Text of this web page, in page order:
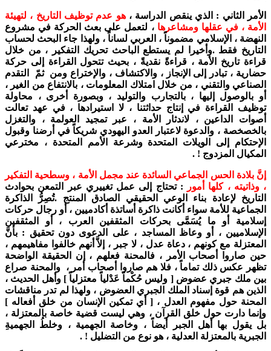
الأمر الثاني : الذي ينقص الدراسة ، هو عدم توظيف التاريخ ، لتهيئة
الأمة ، في عقلها ومشاعرها ، لتعمل على بعث الحركة في مشروع
النهضة ، الإسلامي مضموناً ، العربي لساناً ، ولهذا جاء البحث لحساب
التاريخ فقط .وأخيرا لم يستطع الباحث تحريك التفكير ، من خلال
قراءة تاريخ الأمة ، قراءةً نقديةً ، بحيث تتحول القراءة إلى حركة
حضارية ، تبادر إلى الإنجاز ، والاكتشاف ، والإختراع ومن ثمّ التقدم
الصناعي والتقني ، من خلال امتلاك المعلومات ، بالانتفاع من الغير ،
أو بالوصول إليها ، بالتجارب والتوليد ، وبصورة أخرى ، محاولة
توظيف القراءة في إنتاج حداثتنا ، لا استيرادها ، في عهد تعالت
أصوات الداعين ، لاندثار الأمة ، عبر تمجيد العولمة ، والتغزل
بالخصخصة ، والدعوة لاعتبار العدو اليهودي شريكاً في أرضنا وقبول
الإحتكام إلى الويلات المتحدة وشرعة الأمم المتحدة ، مخترعي
المكيال المزدوج ! .
إنَّ بلادة الحس الجماعي السائدة عند مجمل الأمة ، وسطحية التفكير
، وذاتيته ، كلها أمور : تحتاج إلى عمل تغييري عبر التمعن بحوادث
التاريخ لإعادة بناء الوعي الحقيقي الصادق المنتج .تُصِرُّ الذاكرة
الجماعية للأمة سواء أكانت ذاكرة أساتذة أكادميين ، أو رجال حركات
إسلامية أو ما يُسَمَّى بحركات المثقفين العرب ، أو المثقفين
الإسلاميين ، أو وعاظ المساجد ، على الدعوى دون تحقيق : بأنَّ
المعتزلة مع كونهم ، دعاة عدل ، لا جبر ، إلاَّ أنهم خالفوا مفاهيمهم ،
حين صاروا أصحاب الأمر ، فالمحنة فعلهم ، إن الحقيقة الواضحة
تظهر عكس ذلك تماماً ، فلا هم صاروا أصحاب أمر ، والمحنة صراع
بين ملك جبري عضوض [ وليس حُكْماً عَدْلياً معتزلياً ] وأهل الحديث ،
الذين هم قوة إسناد الملك الجبري العضوض ، ولهذا لم تدر مناقشات
المحنة حول مفهوم العدل ، [ أي تمكين الإنسان من خلق أفعاله ]
وإنما دارت حول خلق القرآن ، وهي ليست قضية خاصة بالمعتزلة ،
بل يقول بها أهل الجبر أيضاً ، وخاصة الجهمية ، وخلطُ الجهميةِ
الجبرية بالمعتزلة العدلية ، هو نوع من التضليل ! .